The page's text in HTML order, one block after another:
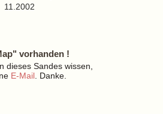
11.2002
vorhanden !
dieses Sandes wissen,
E-Mail . Danke.